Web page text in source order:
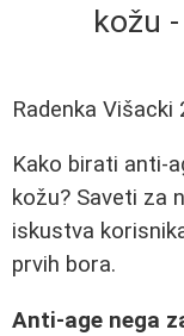
kožu
Radenka Višacki
Kako birati anti-
kožu? Saveti za
iskustva
prvih bora.
Anti-age nega